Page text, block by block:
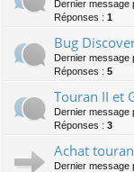
Dernier message
Réponses : 1
Bug
Dernier message
Réponses : 5
Touran II et
Dernier message
Réponses : 3
Achat
Dernier message